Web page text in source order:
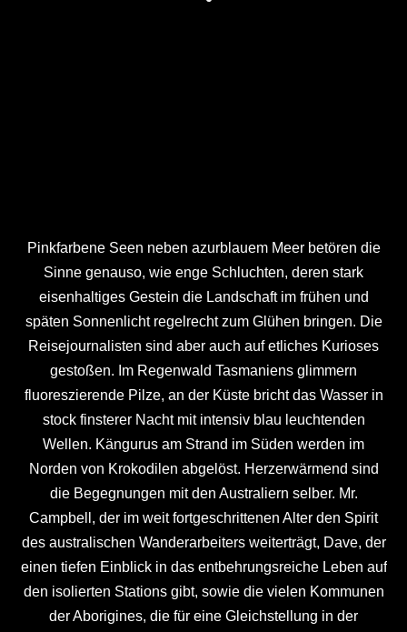
Pinkfarbene Seen neben azurblauem Meer betören die
Sinne genauso, wie enge Schluchten, deren stark
eisenhaltiges Gestein die Landschaft im frühen und
späten Sonnenlicht regelrecht zum Glühen bringen. Die
Reisejournalisten sind aber auch auf etliches Kurioses
gestoßen. Im Regenwald Tasmaniens glimmern
fluoreszierende Pilze, an der Küste bricht das Wasser in
stock finsterer Nacht mit intensiv blau leuchtenden
Wellen. Kängurus am Strand im Süden werden im
Norden von Krokodilen abgelöst. Herzerwärmend sind
die Begegnungen mit den Australiern selber. Mr.
Campbell, der im weit fortgeschrittenen Alter den Spirit
des australischen Wanderarbeiters weiterträgt, Dave, der
einen tiefen Einblick in das entbehrungsreiche Leben auf
den isolierten Stations gibt, sowie die vielen Kommunen
der Aborigines, die für eine Gleichstellung in der